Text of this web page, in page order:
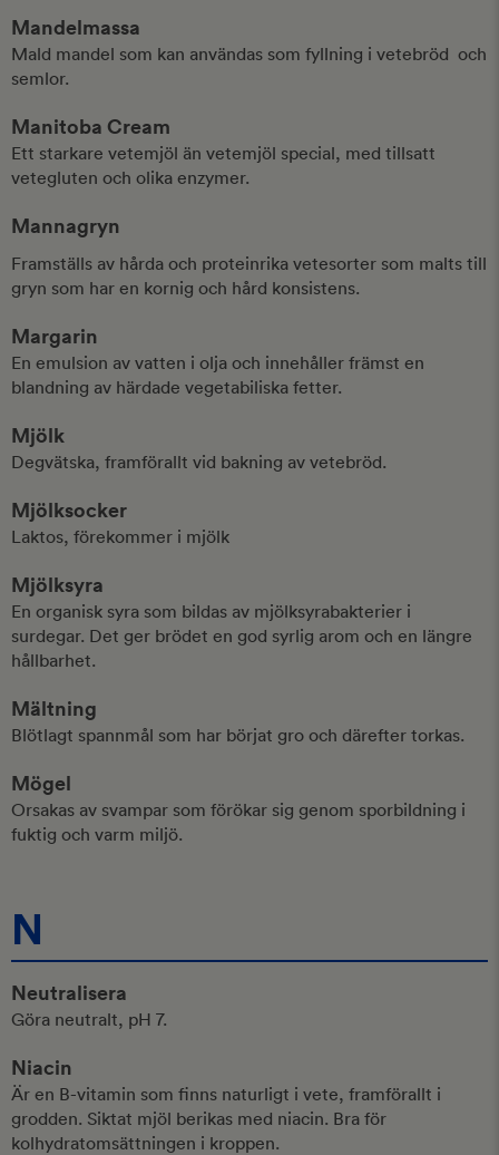
Mandelmassa
Mald mandel som kan användas som fyllning i vetebröd och
semlor.
Manitoba Cream
Ett starkare vetemjöl än vetemjöl special, med tillsatt
vetegluten och olika enzymer.
Mannagryn
Framställs av hårda och proteinrika vetesorter som malts till
gryn som har en kornig och hård konsistens.
Margarin
En emulsion av vatten i olja och innehåller främst en
blandning av härdade vegetabiliska fetter.
Mjölk
Degvätska, framförallt vid bakning av vetebröd.
Mjölksocker
Laktos, förekommer i mjölk
Mjölksyra
En organisk syra som bildas av mjölksyrabakterier i
surdegar. Det ger brödet en god syrlig arom och en längre
hållbarhet.
Mältning
Blötlagt spannmål som har börjat gro och därefter torkas.
Mögel
Orsakas av svampar som förökar sig genom sporbildning i
fuktig och varm miljö.
N
Neutralisera
Göra neutralt, pH 7.
Niacin
Är en B-vitamin som finns naturligt i vete, framförallt i
grodden. Siktat mjöl berikas med niacin. Bra för
kolhydratomsättningen i kroppen.